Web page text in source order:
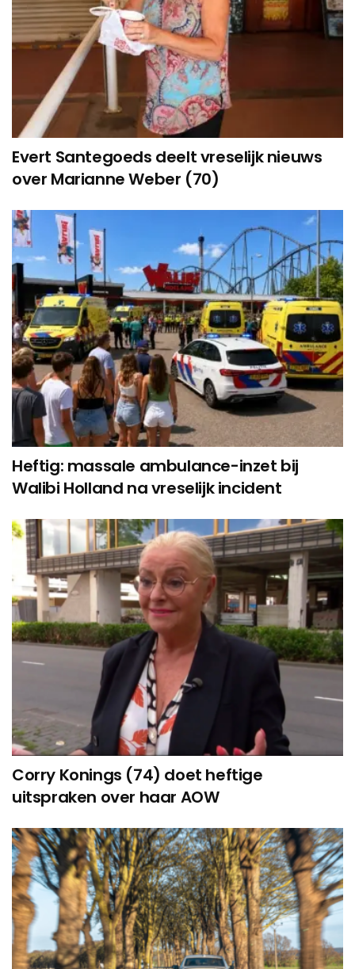
Evert Santegoeds deelt vreselijk nieuws
over Marianne Weber (70)
Heftig: massale ambulance-inzet bij
Walibi Holland na vreselijk incident
Corry Konings (74) doet heftige
uitspraken over haar AOW